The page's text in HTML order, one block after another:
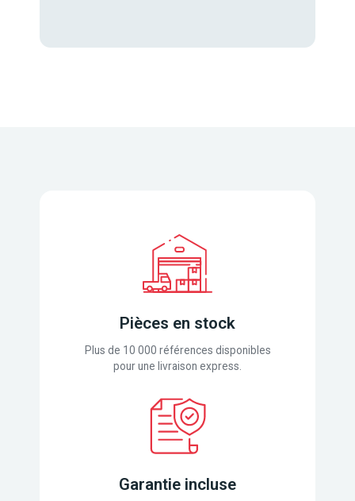
Pièces en stock
Plus de 10 000 références disponibles
pour une livraison express.
Garantie incluse